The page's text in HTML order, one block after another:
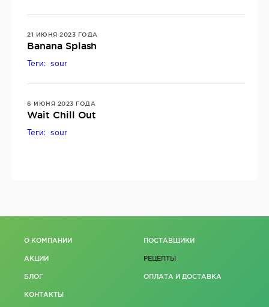
21 ИЮНЯ 2023 ГОДА
Banana Splash
Теги: sour
6 ИЮНЯ 2023 ГОДА
Wait Chill Out
Теги: sour
О КОМПАНИИ ПОСТАВЩИКИ
АКЦИИ РЕЦЕПТЫ
БЛОГ ОПЛАТА И ДОСТАВКА
КОНТАКТЫ